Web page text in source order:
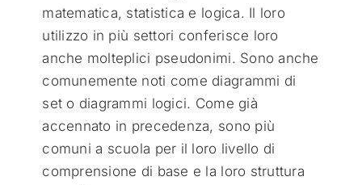
matematica, statistica e logica. Il loro
utilizzo in più settori conferisce loro
anche molteplici pseudonimi. Sono anche
comunemente noti come diagrammi di
set o diagrammi logici. Come già
accennato in precedenza, sono più
comuni a scuola per il loro livello di
comprensione di base e la loro struttura